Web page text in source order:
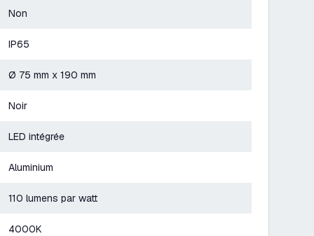
Non
IP65
Ø 75 mm x 190 mm
Noir
LED intégrée
Aluminium
110 lumens par watt
4000K